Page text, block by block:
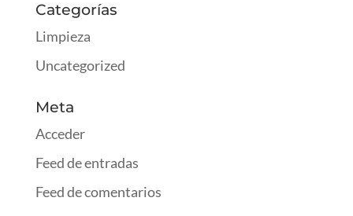
Categorías
Limpieza
Uncategorized
Meta
Acceder
Feed de entradas
Feed de comentarios